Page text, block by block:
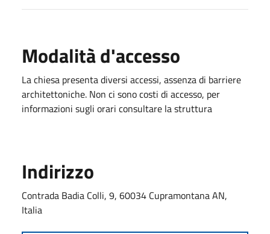
Modalità d'accesso
La chiesa presenta diversi accessi, assenza di barriere
architettoniche. Non ci sono costi di accesso, per
informazioni sugli orari consultare la struttura
Indirizzo
Contrada Badia Colli, 9, 60034 Cupramontana AN,
Italia